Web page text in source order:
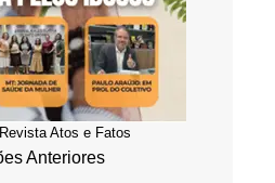
Atos e Fatos
Anteriores